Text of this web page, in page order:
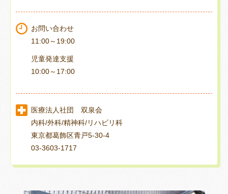
お問い合わせ
11:00～19:00
児童発達支援
10:00～17:00
医療法人社団 双泉会
内科/外科/精神科/リハビリ科
東京都葛飾区青戸5-30-4
03-3603-1717